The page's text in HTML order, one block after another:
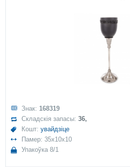
Знак: 168319
Складскія запасы:36,
Кошт:увайдзіце
Памер: 35x10x10
Упакоўка 8/1